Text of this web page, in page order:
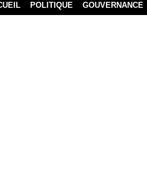
POLITIQUE GOUVERNANCE